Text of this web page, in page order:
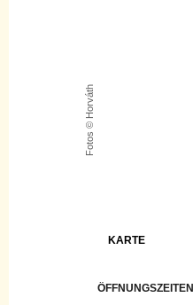
Fotos © Horváth
KARTE
ÖFFNUNGSZEITEN